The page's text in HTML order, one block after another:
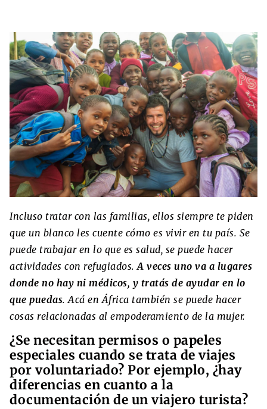
Incluso tratar con las familias, ellos siempre te piden
que un blanco les cuente cómo es vivir en tu país. Se
puede trabajar en lo que es salud, se puede hacer
actividades con refugiados.A veces uno va a lugares
donde no hay ni médicos, y tratás de ayudar en lo
que puedas. Acá en África también se puede hacer
cosas relacionadas al empoderamiento de la mujer.
¿Se necesitan permisos o papeles
especiales cuando se trata de viajes
por voluntariado? Por ejemplo, ¿hay
diferencias en cuanto a la
documentación de un viajero turista?